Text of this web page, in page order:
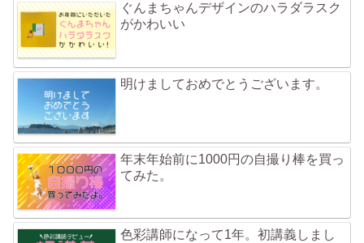
ぐんまちゃんデザインのハラダラスク
がかわいい
明けましておめでとうございます。
年末年始前に1000円の自撮り棒を買っ
てみた。
色彩講師になって1年。初講義しまし